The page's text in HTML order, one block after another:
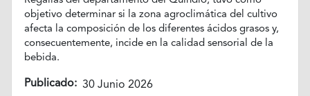
objetivo determinar si la zona agroclimática del cultivo
afecta la composición de los diferentes ácidos grasos y,
consecuentemente, incide en la calidad sensorial de la
bebida.
Publicado: 30 Junio 2026